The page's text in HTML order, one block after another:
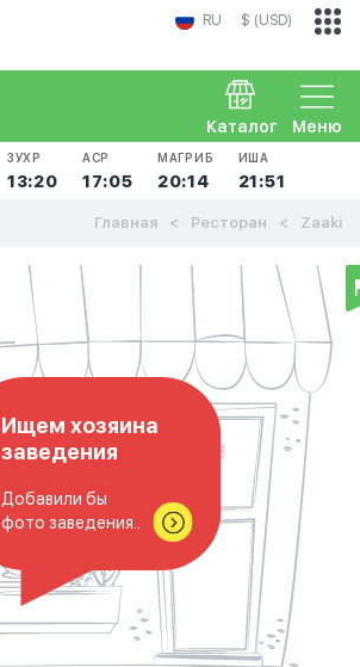
RU $ (USD)
Меню
Каталог
ЗУХР
13:20
АСР
17:05
МАГРИБ
20:14
ИША
21:51
Главная Ресторан Zaaki
Ищем хозяина
заведения
Добавили бы
фото заведения..